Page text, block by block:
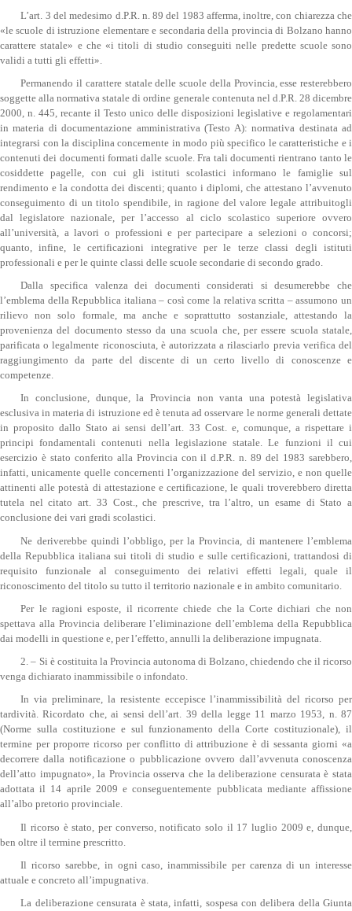
L’art. 3 del medesimo d.P.R. n. 89 del 1983 afferma, inoltre, con chiarezza che
«le scuole di istruzione elementare e secondaria della provincia di Bolzano hanno
carattere statale» e che «i titoli di studio conseguiti nelle predette scuole sono
validi a tutti gli effetti».
Permanendo il carattere statale delle scuole della Provincia, esse resterebbero
soggette alla normativa statale di ordine generale contenuta nel d.P.R. 28 dicembre
2000, n. 445, recante il Testo unico delle disposizioni legislative e regolamentari
in materia di documentazione amministrativa (Testo A): normativa destinata ad
integrarsi con la disciplina concernente in modo più specifico le caratteristiche e i
contenuti dei documenti formati dalle scuole. Fra tali documenti rientrano tanto le
cosiddette pagelle, con cui gli istituti scolastici informano le famiglie sul
rendimento e la condotta dei discenti; quanto i diplomi, che attestano l’avvenuto
conseguimento di un titolo spendibile, in ragione del valore legale attribuitogli
dal legislatore nazionale, per l’accesso al ciclo scolastico superiore ovvero
all’università, a lavori o professioni e per partecipare a selezioni o concorsi;
quanto, infine, le certificazioni integrative per le terze classi degli istituti
professionali e per le quinte classi delle scuole secondarie di secondo grado.
Dalla specifica valenza dei documenti considerati si desumerebbe che
l’emblema della Repubblica italiana – così come la relativa scritta – assumono un
rilievo non solo formale, ma anche e soprattutto sostanziale, attestando la
provenienza del documento stesso da una scuola che, per essere scuola statale,
parificata o legalmente riconosciuta, è autorizzata a rilasciarlo previa verifica del
raggiungimento da parte del discente di un certo livello di conoscenze e
competenze.
In conclusione, dunque, la Provincia non vanta una potestà legislativa
esclusiva in materia di istruzione ed è tenuta ad osservare le norme generali dettate
in proposito dallo Stato ai sensi dell’art. 33 Cost. e, comunque, a rispettare i
principi fondamentali contenuti nella legislazione statale. Le funzioni il cui
esercizio è stato conferito alla Provincia con il d.P.R. n. 89 del 1983 sarebbero,
infatti, unicamente quelle concernenti l’organizzazione del servizio, e non quelle
attinenti alle potestà di attestazione e certificazione, le quali troverebbero diretta
tutela nel citato art. 33 Cost., che prescrive, tra l’altro, un esame di Stato a
conclusione dei vari gradi scolastici.
Ne deriverebbe quindi l’obbligo, per la Provincia, di mantenere l’emblema
della Repubblica italiana sui titoli di studio e sulle certificazioni, trattandosi di
requisito funzionale al conseguimento dei relativi effetti legali, quale il
riconoscimento del titolo su tutto il territorio nazionale e in ambito comunitario.
Per le ragioni esposte, il ricorrente chiede che la Corte dichiari che non
spettava alla Provincia deliberare l’eliminazione dell’emblema della Repubblica
dai modelli in questione e, per l’effetto, annulli la deliberazione impugnata.
2. – Si è costituita la Provincia autonoma di Bolzano, chiedendo che il ricorso
venga dichiarato inammissibile o infondato.
In via preliminare, la resistente eccepisce l’inammissibilità del ricorso per
tardività. Ricordato che, ai sensi dell’art. 39 della legge 11 marzo 1953, n. 87
(Norme sulla costituzione e sul funzionamento della Corte costituzionale), il
termine per proporre ricorso per conflitto di attribuzione è di sessanta giorni «a
decorrere dalla notificazione o pubblicazione ovvero dall’avvenuta conoscenza
dell’atto impugnato», la Provincia osserva che la deliberazione censurata è stata
adottata il 14 aprile 2009 e conseguentemente pubblicata mediante affissione
all’albo pretorio provinciale.
Il ricorso è stato, per converso, notificato solo il 17 luglio 2009 e, dunque,
ben oltre il termine prescritto.
Il ricorso sarebbe, in ogni caso, inammissibile per carenza di un interesse
attuale e concreto all’impugnativa.
La deliberazione censurata è stata, infatti, sospesa con delibera della Giunta